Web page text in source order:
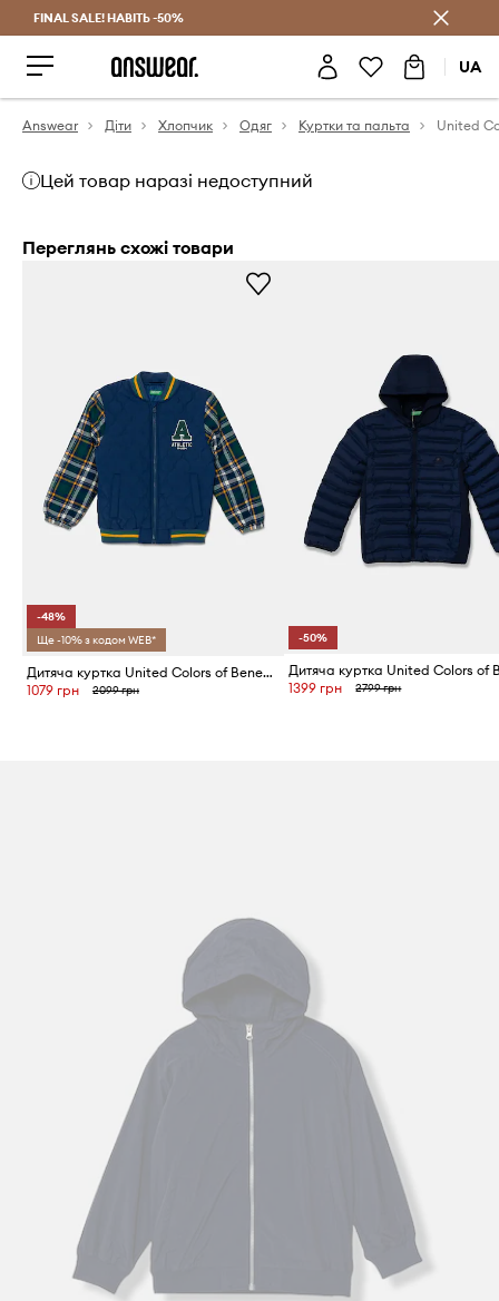
Заощаджуй з Answear Club
FINAL SALE! НАВІТЬ -50%
UA
Answear Діти Хлопчик Одяг Куртки та пальта
Цей товар наразі недоступний
Переглянь схожі товари
-48%
Ще -10% з кодом WEB*
Дитяча куртка United Colors of Benetton
1079 грн
2099 грн
-50%
1399 грн 2799 грн